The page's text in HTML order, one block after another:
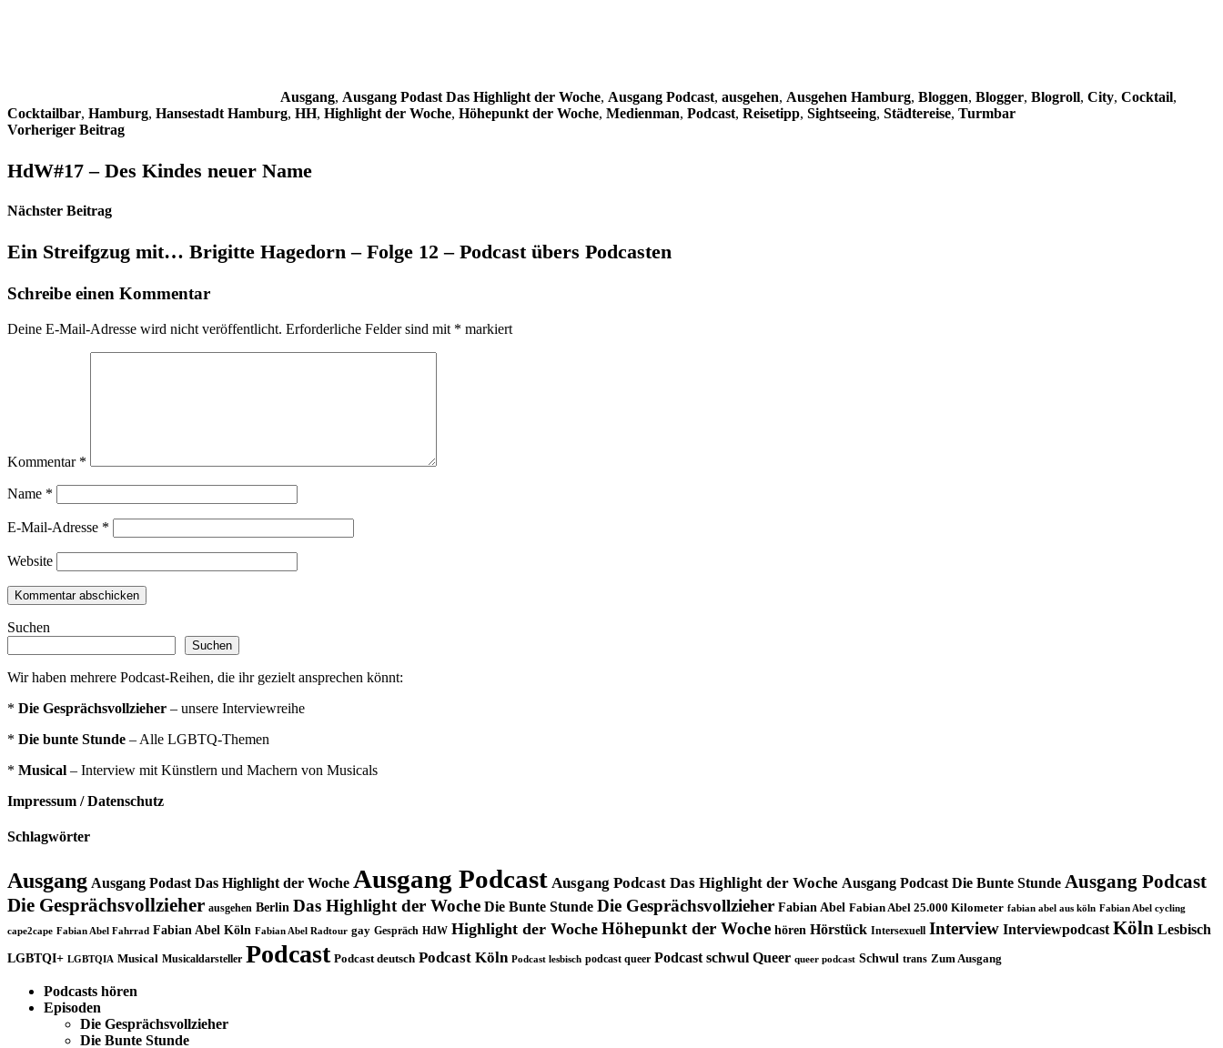
Ausgang, Ausgang Podast Das Highlight der Woche, Ausgang Podcast, ausgehen, Ausgehen Hamburg, Bloggen, Blogger, Blogroll, City, Cocktail,
Cocktailbar, Hamburg, Hansestadt Hamburg, HH, Highlight der Woche, Höhepunkt der Woche, Medienman, Podcast, Reisetipp, Sightseeing, Städtereise, Turmbar
Beitragsnavigation
Vorheriger Beitrag
HdW#17 – Des Kindes neuer Name
Nächster Beitrag
Ein Streifgzug mit… Brigitte Hagedorn – Folge 12 – Podcast übers Podcasten
Schreibe einen Kommentar
Deine E-Mail-Adresse wird nicht veröffentlicht. Erforderliche Felder sind mit * markiert
Kommentar *
Name *
E-Mail-Adresse *
Website
Suchen
Suchen
Wir haben mehrere Podcast-Reihen, die ihr gezielt ansprechen könnt:
* Die Gesprächsvollzieher – unsere Interviewreihe
* Die bunte Stunde – Alle LGBTQ-Themen
* Musical – Interview mit Künstlern und Machern von Musicals
Impressum / Datenschutz
Schlagwörter
Ausgang Ausgang Podast Das Highlight der Woche Ausgang Podcast Ausgang Podcast Das Highlight der Woche Ausgang Podcast Die Bunte Stunde Ausgang Podcast
Die Gesprächsvollzieher ausgehen Berlin Das Highlight der Woche Die Bunte Stunde Die Gesprächsvollzieher Fabian Abel Fabian Abel 25.000 Kilometer fabian abel aus köln Fabian Abel cycling
cape2cape Fabian Abel Fahrrad Fabian Abel Köln Fabian Abel Radtour gay Gespräch HdW Highlight der Woche Höhepunkt der Woche hören Hörstück Intersexuell Interview Interviewpodcast Köln Lesbisch
LGBTQI+ LGBTQIA Musical Musicaldarsteller Podcast Podcast deutsch Podcast Köln Podcast lesbisch podcast queer Podcast schwul Queer queer podcast Schwul trans Zum Ausgang
Podcasts hören
Episoden
Die Gesprächsvollzieher
Die Bunte Stunde